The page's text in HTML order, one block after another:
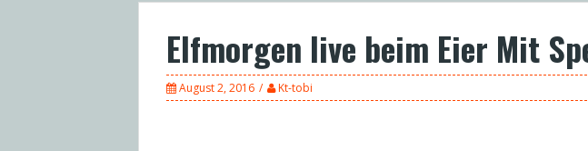
Elfmorgen live beim Eier Mit
August 2, 2016 Kt-tobi